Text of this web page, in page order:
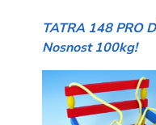
TATRA 148 PRO
Nosnost 100kg!